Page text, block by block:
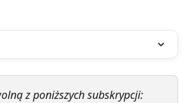
z poniższych subskrypcji: